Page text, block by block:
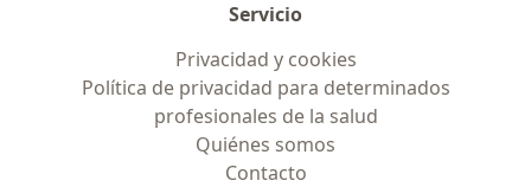
Servicio
Privacidad y cookies
Política de privacidad para determinados
profesionales de la salud
Quiénes somos
Contacto